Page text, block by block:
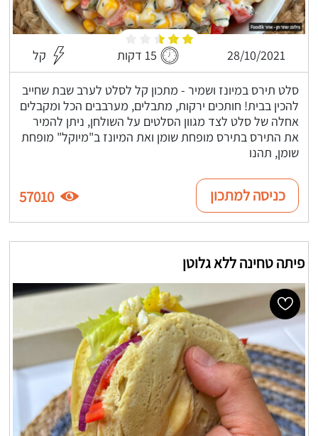
28/10/2021 15 דקות קל
סלט תירס במיונז ושמיר - מתכון קל לסלט לערב שבת שחייב
להכין בבית! חותכים ירקות, מתבלים, מערבבים הכל ומקבלים
אחלה של סלט לצד מגוון הסלטים על השולחן, ניתן להמיר
את התירס בתירס מופחת שומן ואת המיונז ב"מיוקל" מופחת
שומן, תהנו
כניסה למתכון 57010
פיתה טחינה ללא גלוטן